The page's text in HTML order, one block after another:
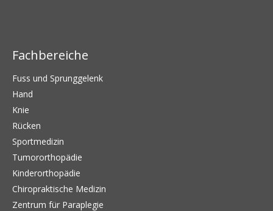
Fachbereiche
Fuss und Sprunggelenk
Hand
Knie
Rücken
Sportmedizin
Tumororthopädie
Kinderorthopädie
Chiropraktische Medizin
Zentrum für Paraplegie